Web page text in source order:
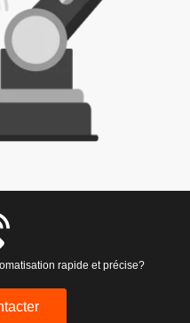
rapide et précise?